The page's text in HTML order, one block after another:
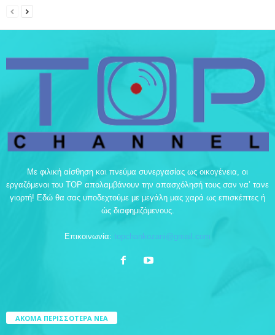
Με φιλική αίσθηση και πνεύμα συνεργασίας ως οικογένεια, οι
εργαζόμενοι του TOP απολαμβάνουν την απασχόλησή τους σαν να’ τανε
γιορτή! Εδώ θα σας υποδεχτούμε με μεγάλη μας χαρά ως επισκέπτες ή
ώς διαφημιζόμενους.
Επικοινωνία: topchankozani@gmail.com
ΑΚΟΜΑ ΠΕΡΙΣΣΟΤΕΡΑ ΝΕΑ